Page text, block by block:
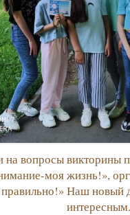
на вопросы викторины
моя жизнь!»,
Наш новый